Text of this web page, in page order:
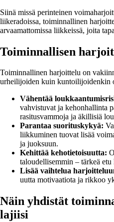
Siinä missä perinteinen
liikeradoissa, toiminnallinen
arvaamattomissa liikkeissä, joita
Toiminnallisen
Toiminnallinen harjoittelu on
urheilijoiden kuin kuntoilijoidenkin
Vähentää
vahvistuvat ja kehonhallinta
rasitusvammoja ja äkillisiä
Parantaa suorituskykyä:
liikkuminen tuovat lisää
ja juoksuun.
Kehittää kehotietoisuutta:
taloudellisemmin – tärkeä
Lisää vaihtelua
uutta motivaatiota ja rikkoo
Näin yhdistät
lajiisi